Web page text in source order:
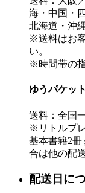
海・中国・
北海道・沖
※送料はお
い。
※時間帯の
ゆうパケッ
送料：全国
※リトルプ
基本書籍2
合は他の配
配送日に